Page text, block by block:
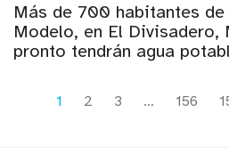
Más de 700 habitantes
Modelo, en El Divisadero,
pronto tendrán agua
1 2 3 … 156